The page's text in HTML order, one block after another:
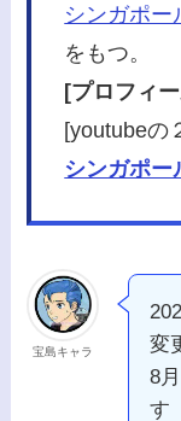
シンガポー
をもつ。
[プロフィ
[youtube
シンガポー
宝島キャラ
変
8
す